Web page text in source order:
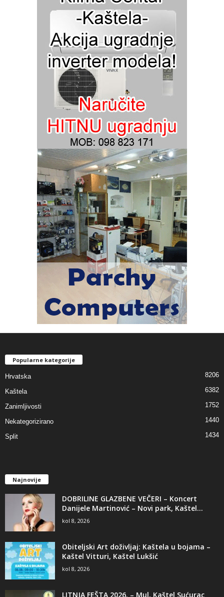
Popularne kategorije
Hrvatska 8206
Kaštela 6382
Zanimljivosti 1752
Nekategorizirano 1440
Split 1434
Najnovije
DOBRILINE GLAZBENE VEČERI – Koncert
Danijele Martinović – Novi park, Kaštel...
kol 8, 2026
Obiteljski Art doživljaj: Kaštela u bojama –
Kaštel Vitturi, Kaštel Lukšić
kol 8, 2026
LITNJA FEŠTA 2026. – Mul, Kaštel Sućurac